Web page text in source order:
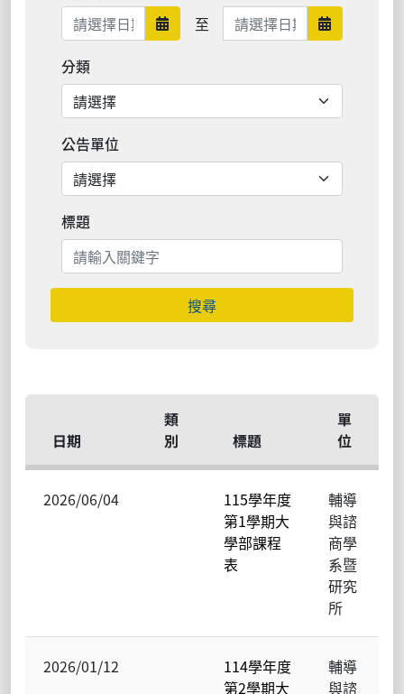
日期範圍開始
至 日期範圍結束 日期範圍
分類
公告單位
標題
搜尋
日期
類
別
標題
單
位
2026/06/04
115學年度
第1學期大
學部課程
表
輔導
與諮
商學
系暨
研究
所
2026/01/12
114學年度
第2學期大
輔導
與諮